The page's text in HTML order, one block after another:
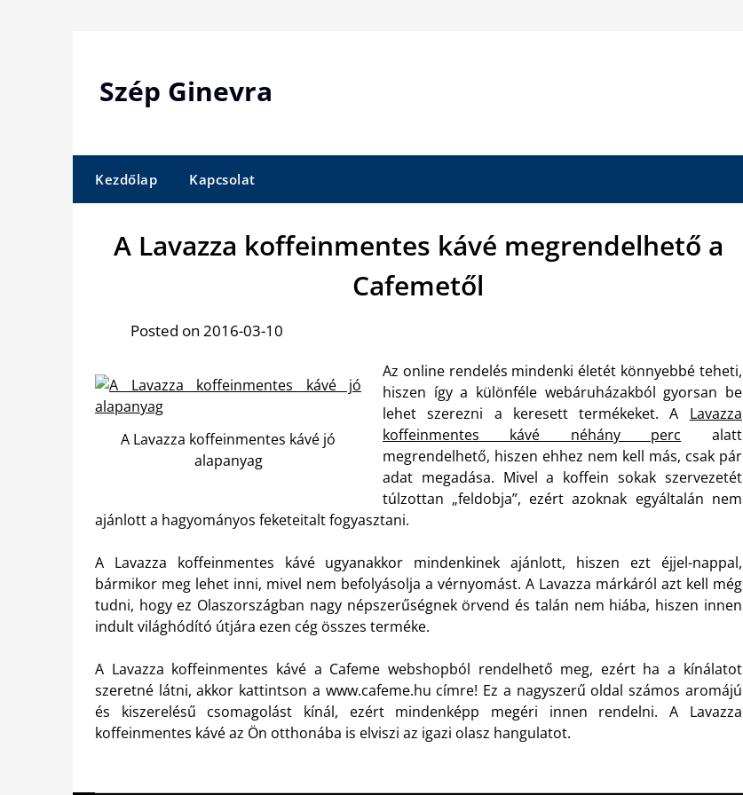
Szép Ginevra
Kezdőlap Kapcsolat
A Lavazza koffeinmentes kávé megrendelhető a
Cafemetől
Posted on 2016-03-10
A Lavazza koffeinmentes kávé jó
alapanyag
Az online rendelés mindenki életét könnyebbé teheti,
hiszen így a különféle webáruházakból gyorsan be
lehet szerezni a keresett termékeket. A Lavazza
koffeinmentes kávé néhány perc alatt
megrendelhető, hiszen ehhez nem kell más, csak pár
adat megadása. Mivel a koffein sokak szervezetét
túlzottan „feldobja”, ezért azoknak egyáltalán nem
ajánlott a hagyományos feketeitalt fogyasztani.
A Lavazza koffeinmentes kávé ugyanakkor mindenkinek ajánlott, hiszen ezt éjjel-nappal,
bármikor meg lehet inni, mivel nem befolyásolja a vérnyomást. A Lavazza márkáról azt kell még
tudni, hogy ez Olaszországban nagy népszerűségnek örvend és talán nem hiába, hiszen innen
indult világhódító útjára ezen cég összes terméke.
A Lavazza koffeinmentes kávé a Cafeme webshopból rendelhető meg, ezért ha a kínálatot
szeretné látni, akkor kattintson a www.cafeme.hu címre! Ez a nagyszerű oldal számos aromájú
és kiszerelésű csomagolást kínál, ezért mindenképp megéri innen rendelni. A Lavazza
koffeinmentes kávé az Ön otthonába is elviszi az igazi olasz hangulatot.